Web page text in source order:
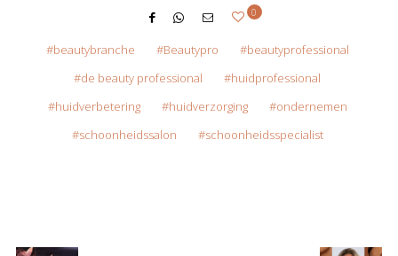
0
beautybranche Beautypro
beautyprofessional
de beauty professional
huidprofessional
huidverbetering
huidverzorging
ondernemen
schoonheidssalon
schoonheidsspecialist